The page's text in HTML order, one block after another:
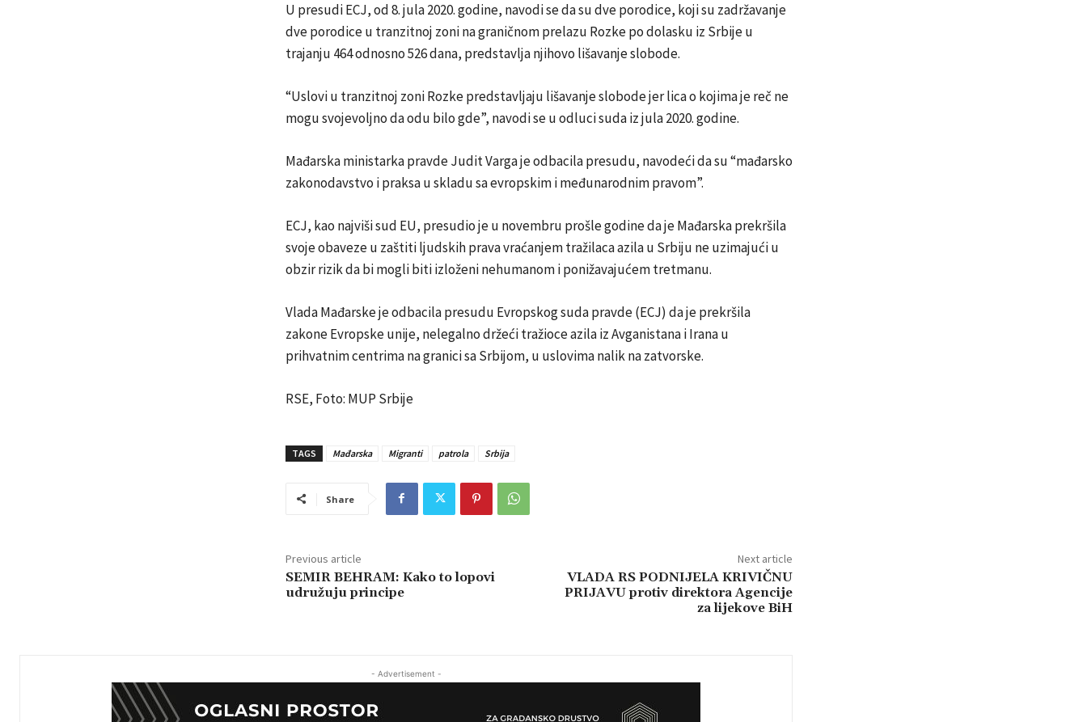
U presudi ECJ, od 8. jula 2020. godine, navodi se da su dve porodice, koji su zadržavanje
dve porodice u tranzitnoj zoni na graničnom prelazu Rozke po dolasku iz Srbije u
trajanju 464 odnosno 526 dana, predstavlja njihovo lišavanje slobode.
“Uslovi u tranzitnoj zoni Rozke predstavljaju lišavanje slobode jer lica o kojima je reč ne
mogu svojevoljno da odu bilo gde”, navodi se u odluci suda iz jula 2020. godine.
Mađarska ministarka pravde Judit Varga je odbacila presudu, navodeći da su “mađarsko
zakonodavstvo i praksa u skladu sa evropskim i međunarodnim pravom”.
ECJ, kao najviši sud EU, presudio je u novembru prošle godine da je Mađarska prekršila
svoje obaveze u zaštiti ljudskih prava vraćanjem tražilaca azila u Srbiju ne uzimajući u
obzir rizik da bi mogli biti izloženi nehumanom i ponižavajućem tretmanu.
Vlada Mađarske je odbacila presudu Evropskog suda pravde (ECJ) da je prekršila
zakone Evropske unije, nelegalno držeći tražioce azila iz Avganistana i Irana u
prihvatnim centrima na granici sa Srbijom, u uslovima nalik na zatvorske.
RSE, Foto: MUP Srbije
TAGS Mađarska Migranti patrola Srbija
Share
Previous article
SEMIR BEHRAM: Kako to lopovi
udružuju principe
Next article
VLADA RS PODNIJELA KRIVIČNU
PRIJAVU protiv direktora Agencije
za lijekove BiH
- Advertisement -